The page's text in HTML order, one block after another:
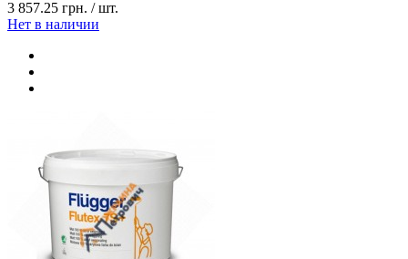
3 857.25 грн. / шт.
Нет в наличии